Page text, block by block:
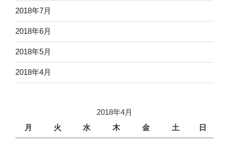
2018年7月
2018年6月
2018年5月
2018年4月
2018年4月
月
火 水 木 金 土 日